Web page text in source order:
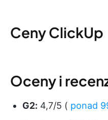
Ceny ClickUp
Oceny i
G2: 4,7/5 ( ponad